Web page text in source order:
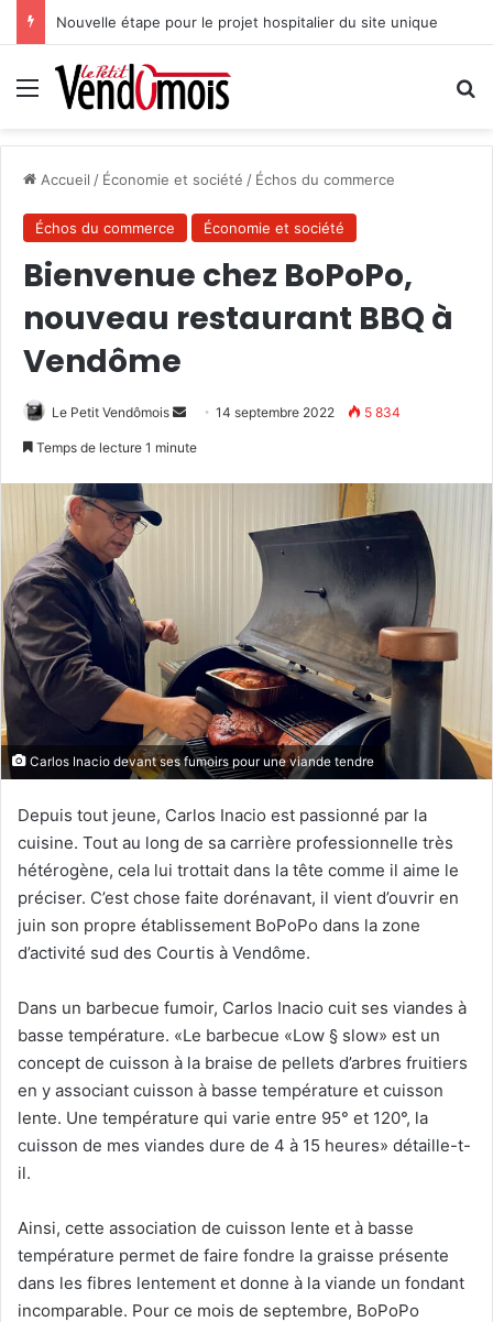
Nouvelle étape pour le projet hospitalier du site unique
Menu
Accueil / Économie et société / Échos du commerce
Échos du commerce Économie et société
Bienvenue chez BoPoPo,
nouveau restaurant BBQ à
Vendôme
Le Petit Vendômois
u
r
r
i
e
l
14 septembre 2022 5 834
Temps de lecture 1 minute
Carlos Inacio devant ses fumoirs pour une viande tendre
Depuis tout jeune, Carlos Inacio est passionné par la
cuisine. Tout au long de sa carrière professionnelle très
hétérogène, cela lui trottait dans la tête comme il aime le
préciser. C’est chose faite dorénavant, il vient d’ouvrir en
juin son propre établissement BoPoPo dans la zone
d’activité sud des Courtis à Vendôme.
Dans un barbecue fumoir, Carlos Inacio cuit ses viandes à
basse température. «Le barbecue «Low § slow» est un
concept de cuisson à la braise de pellets d’arbres fruitiers
en y associant cuisson à basse température et cuisson
lente. Une température qui varie entre 95° et 120°, la
cuisson de mes viandes dure de 4 à 15 heures» détaille-t-
il.
Ainsi, cette association de cuisson lente et à basse
température permet de faire fondre la graisse présente
dans les fibres lentement et donne à la viande un fondant
incomparable. Pour ce mois de septembre, BoPoPo